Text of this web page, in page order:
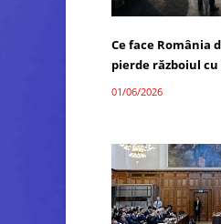
Ce face România
pierde războiul cu
01/06/2026